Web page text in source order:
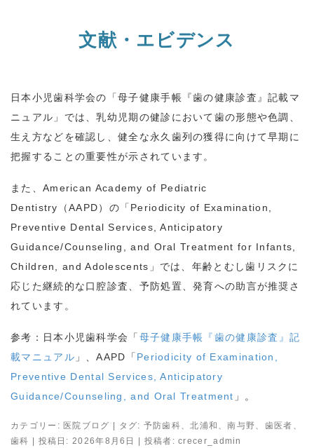
文献・エビデンス
日本小児歯科学会の「母子健康手帳『歯の健康診査』記載マ
ニュアル」では、乳幼児期の健診において歯の形態や色調、
生え方などを確認し、健全な永久歯列の獲得に向けて早期に
把握することの重要性が示されています。
また、 American Academy of Pediatric
Dentistry
（AAPD）の「 Periodicity of Examination,
Preventive Dental Services, Anticipatory
Guidance/Counseling, and Oral Treatment for Infants,
Children, and Adolescents 」では、年齢とむし歯リスクに
応じた継続的な口腔診査、予防処置、発育への助言が推奨さ
れています。
参考：日本小児歯科学会「 母子健康手帳『歯の健康診査』記
載マニュアル 」、AAPD 「 Periodicity of Examination,
Preventive Dental Services, Anticipatory
Guidance/Counseling, and Oral Treatment 」。
カテゴリー: 医院ブログ | タグ: 予防歯科、北浦和 、南与野、 歯医者 、
歯科
| 投稿日:2026年8月6日 投稿者:crecer_admin